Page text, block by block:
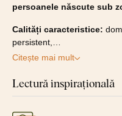
persoanele născute sub
Calități caracteristice:
persistent,…
Citește mai mult
Lectură inspirațională